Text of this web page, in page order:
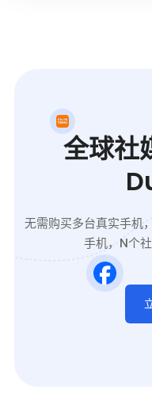
全球社
无需购买多台真实手机
手机，N个